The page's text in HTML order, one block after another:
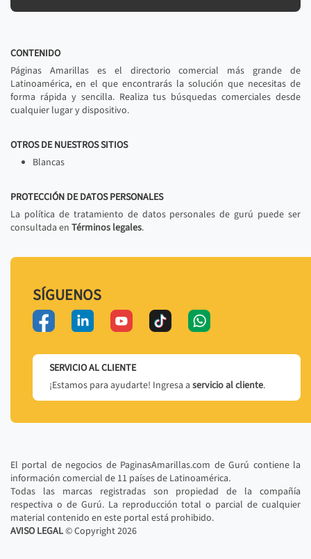
CONTENIDO
Páginas Amarillas es el directorio comercial más grande de
Latinoamérica, en el que encontrarás la solución que necesitas de
forma rápida y sencilla. Realiza tus búsquedas comerciales desde
cualquier lugar y dispositivo.
OTROS DE NUESTROS SITIOS
Blancas
PROTECCIÓN DE DATOS PERSONALES
La política de tratamiento de datos personales de gurú puede ser
consultada en Términos legales.
SÍGUENOS
SERVICIO AL CLIENTE
¡Estamos para ayudarte! Ingresa a servicio al cliente.
El portal de negocios de PaginasAmarillas.com de Gurú contiene la
información comercial de 11 países de Latinoamérica.
Todas las marcas registradas son propiedad de la compañía
respectiva o de Gurú. La reproducción total o parcial de cualquier
material contenido en este portal está prohibido.
AVISO LEGAL© Copyright2026